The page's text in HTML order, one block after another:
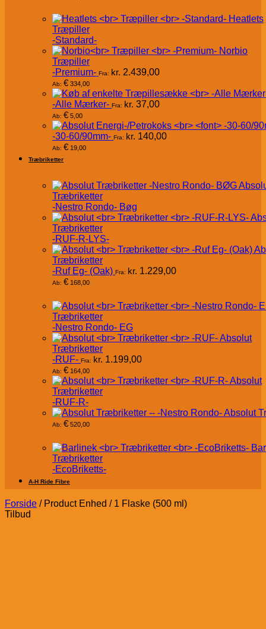
Heatlets
Træpiller
-Standard-
Norbio
Træpiller
-Premium- Fra: kr. 2.439,00
Ab: € 334,00
-Alle Mærker- Fra: kr. 37,00
Ab: € 5,00
-30-60/90mm- Fra: kr. 140,00
Ab: € 19,00
Træbriketter
Træbriketter
-Nestro Rondo- Bøg
Træbriketter
-RUF-R-LYS-
Træbriketter
-Ruf Eg- (Oak) Fra: kr. 1.229,00
Ab: € 168,00
Træbriketter
-Nestro Rondo- EG
Absolut
Træbriketter
-RUF- Fra: kr. 1.199,00
Ab: € 164,00
Absolut
Træbriketter
-RUF-R-
Absolut
Ab: € 520,00
Træbriketter
-EcoBriketts-
A-H Ride Fibre
Forside /Product Enhed /1 Flaske (500 ml)
Tilbud